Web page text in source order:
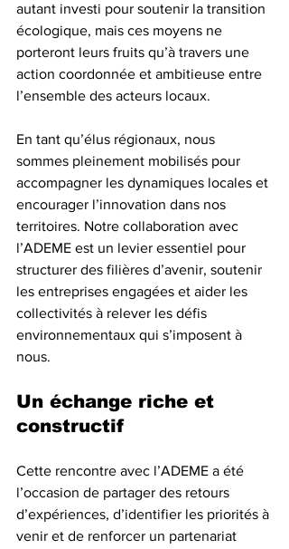
autant investi pour soutenir la transition
écologique, mais ces moyens ne
porteront leurs fruits qu’à travers une
action coordonnée et ambitieuse entre
l’ensemble des acteurs locaux.
En tant qu’élus régionaux, nous
sommes pleinement mobilisés pour
accompagner les dynamiques locales et
encourager l’innovation dans nos
territoires. Notre collaboration avec
l’ADEME est un levier essentiel pour
structurer des filières d’avenir, soutenir
les entreprises engagées et aider les
collectivités à relever les défis
environnementaux qui s’imposent à
nous.
Un échange riche et
constructif
Cette rencontre avec l’ADEME a été
l’occasion de partager des retours
d’expériences, d’identifier les priorités à
venir et de renforcer un partenariat